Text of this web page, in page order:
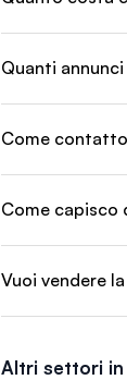
Quanti
Come
Come capisco
Vuoi vendere
Altri settori in